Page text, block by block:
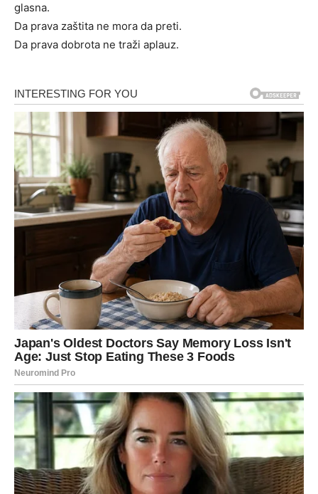
glasna.
Da prava zaštita ne mora da preti.
Da prava dobrota ne traži aplauz.